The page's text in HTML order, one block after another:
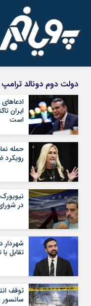
سروش
آپارات
رمز عبور
مرا به خاطر بسپار
دولت دوم دونالد ترامپ
است
حمله
رویکرد
در
شهردار
تقابل
توقف
سانسور